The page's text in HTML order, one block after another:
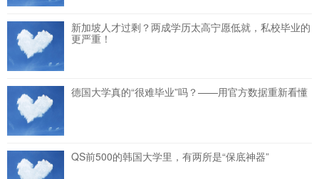
新加坡人才过剩？两成学历太高宁愿低就，私校毕业的
更严重！
德国大学真的“很难毕业”吗？——用官方数据重新看懂
QS前500的韩国大学里，有两所是“保底神器”